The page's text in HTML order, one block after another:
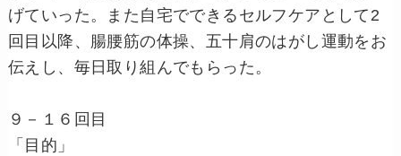
げていった。また自宅でできるセルフケアとして2
回目以降、腸腰筋の体操、五十肩のはがし運動をお
伝えし、毎日取り組んでもらった。
９－１６回目
「目的」